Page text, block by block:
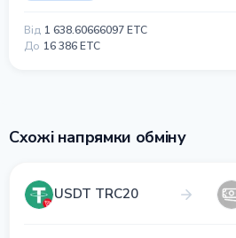
Від 1 638.60666097 ETC
До 16 386 ETC
Схожі напрямки обміну
USDT TRC20